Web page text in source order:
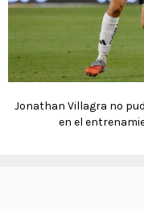
Jonathan Villagra no
en el